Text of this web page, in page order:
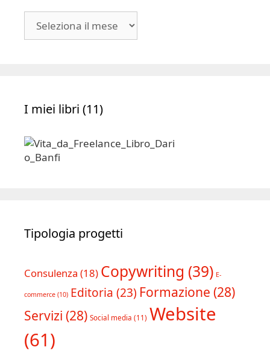
I miei libri (11)
Tipologia progetti
Consulenza (18) Copywriting (39) E-
commerce (10) Editoria (23) Formazione (28)
Servizi (28) Social media (11) Website
(61)